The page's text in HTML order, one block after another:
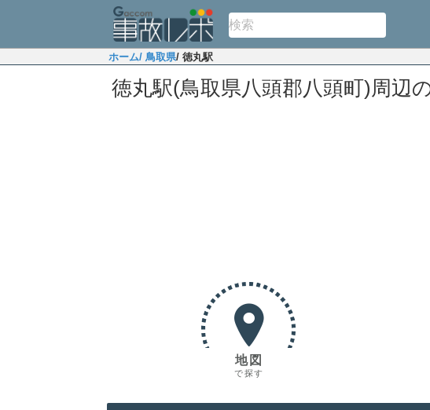
ホーム/ 鳥取県/ 徳丸駅
徳丸駅(鳥取県八頭郡八頭町)周辺
地図
で探す